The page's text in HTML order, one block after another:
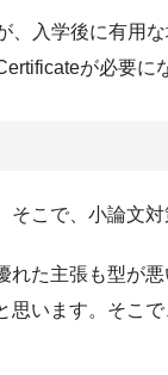
入学後に有用
が必要に
こで、小論文
た主張も型が
います。そこ